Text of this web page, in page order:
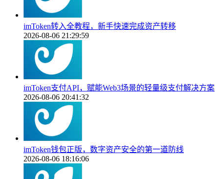
imToken转入全教程，新手快速完成资产转移
2026-08-06 21:29:59
imToken支付API，赋能Web3场景的轻量级支付解决方案
2026-08-06 20:41:32
imToken钱包正版，数字资产安全的第一道防线
2026-08-06 18:16:06